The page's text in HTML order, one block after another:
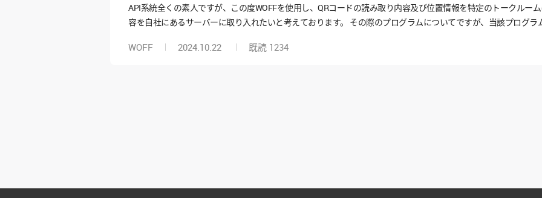
API系統全くの素人ですが、この度WOFFを使用し、QRコードの読み取り内容及び位置情報を特定のトークルー
容を自社にあるサーバーに取り入れたいと考えております。 その際のプログラムについてですが、当該プログラ
なたかご教示頂ければ幸いです。
WOFF 2024.10.22 既読 1234